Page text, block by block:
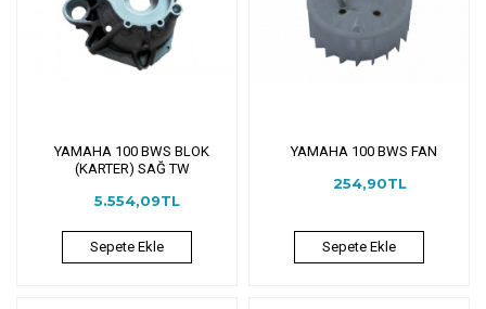
YAMAHA 100 BWS BLOK
(KARTER) SAĞ TW
5.554,09TL
Sepete Ekle
YAMAHA 100 BWS FAN
254,90TL
Sepete Ekle